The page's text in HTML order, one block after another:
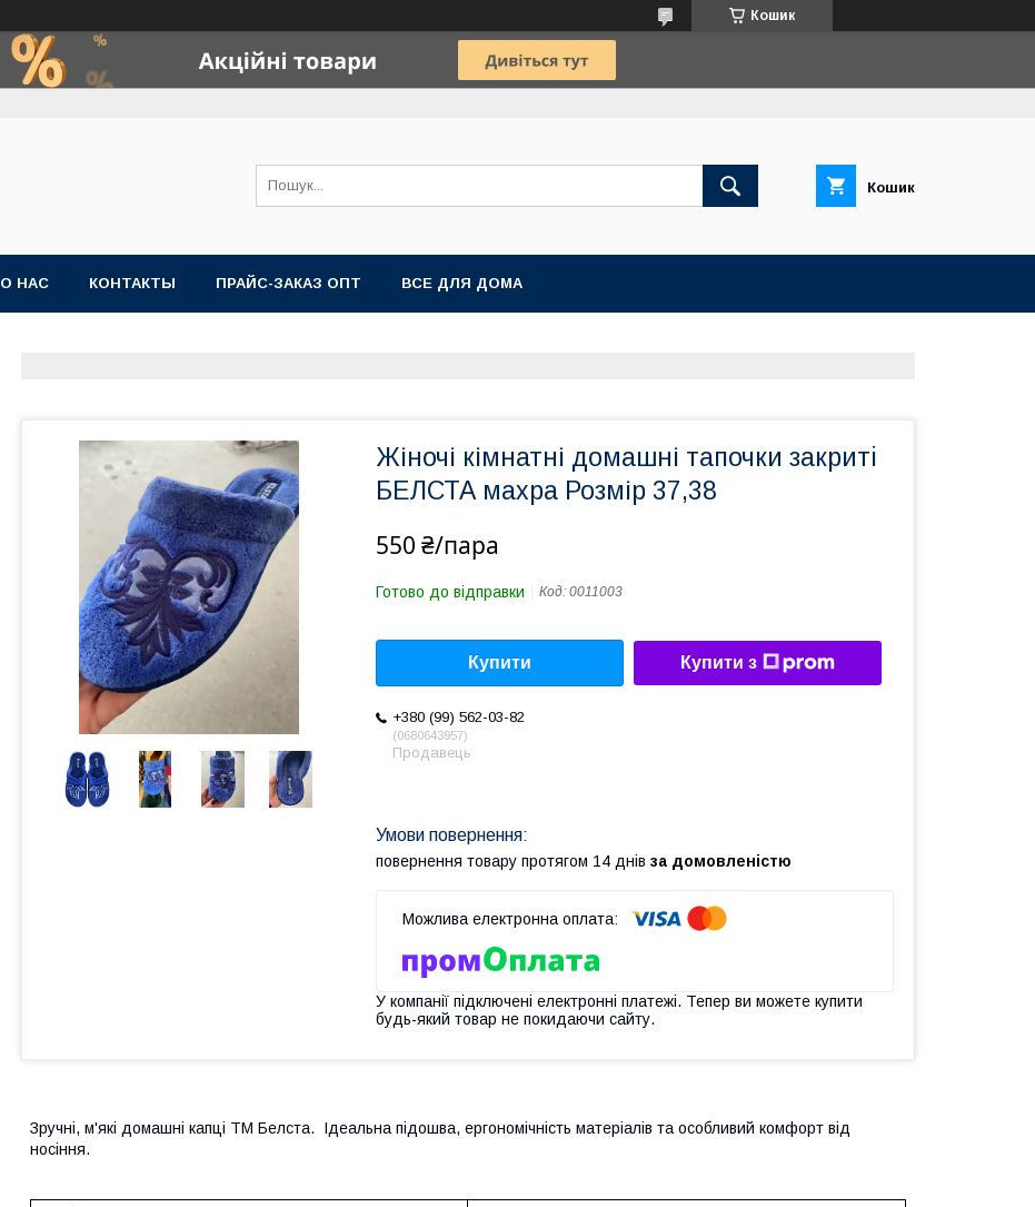
Кошик
Кошик
О НАС КОНТАКТЫ ПРАЙС-ЗАКАЗ ОПТ ВСЕ ДЛЯ ДОМА
Жіночі кімнатні домашні тапочки закритi
БЕЛСТА махра Розмір 37,38
550 ₴/пара
Готово до відправки Код: 0011003
Купити Купити з
+380 (99) 562-03-82
0680643957
Продавець
повернення товару протягом 14 днів за домовленістю
У компанії підключені електронні платежі. Тепер ви можете купити
будь-який товар не покидаючи сайту.
Зручні, м'які домашні капці ТМ Белста. Iдеальна підошва, ергономічність матеріалів та особливий комфорт від
носіння.